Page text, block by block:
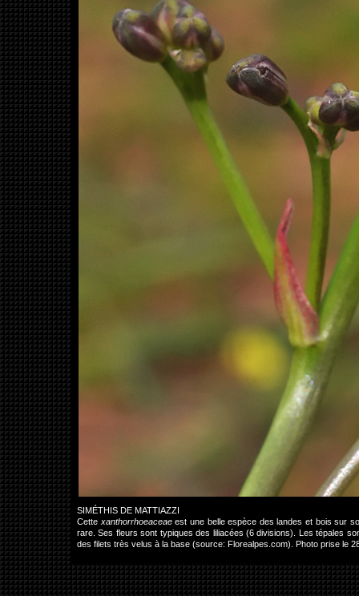
SIMÉTHIS DE MATTIAZZI
Cette xanthorrhoeaceaeest une belle espèce des landes et bois sur
rare. Ses fleurs sont typiques des liliacées (6 divisions). Les tépales
des filets très velus à la base (source: Florealpes.com). Photo prise le